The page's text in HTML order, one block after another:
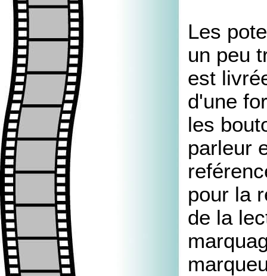
Les
un peu
est
d'une
les
parleur
pour la
de la